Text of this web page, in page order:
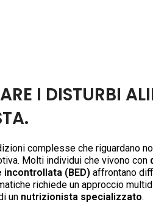
I DISTURBI
complesse che riguardano
Molti individui che vivono con
(BED) affrontano
richiede un approccio
un nutrizionista specializzato.